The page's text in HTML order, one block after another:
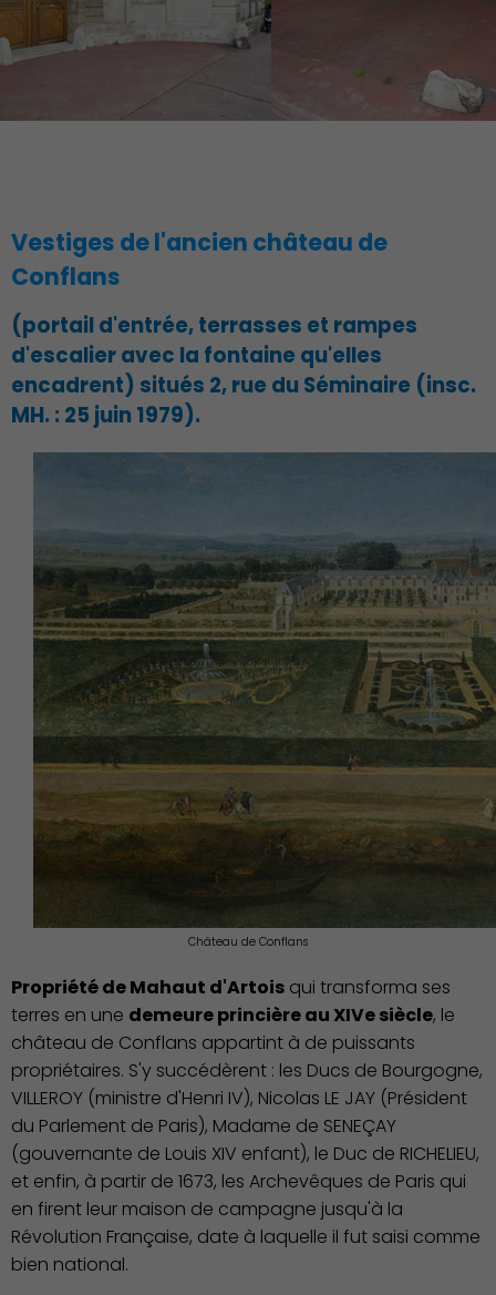
Publication des actes
Vestiges de l'ancien château de
Conflans
(portail d'entrée, terrasses et rampes
d'escalier avec la fontaine qu'elles
encadrent) situés 2, rue du Séminaire (insc.
MH. : 25 juin 1979).
Château de Conflans
Propriété de Mahaut d'Artois qui transforma ses
terres en une demeure princière au XIVe siècle, le
château de Conflans appartint à de puissants
propriétaires. S'y succédèrent : les Ducs de Bourgogne,
VILLEROY (ministre d'Henri IV), Nicolas LE JAY (Président
du Parlement de Paris), Madame de SENEÇAY
(gouvernante de Louis XIV enfant), le Duc de RICHELIEU,
et enfin, à partir de 1673, les Archevêques de Paris qui
en firent leur maison de campagne jusqu'à la
Révolution Française, date à laquelle il fut saisi comme
bien national.